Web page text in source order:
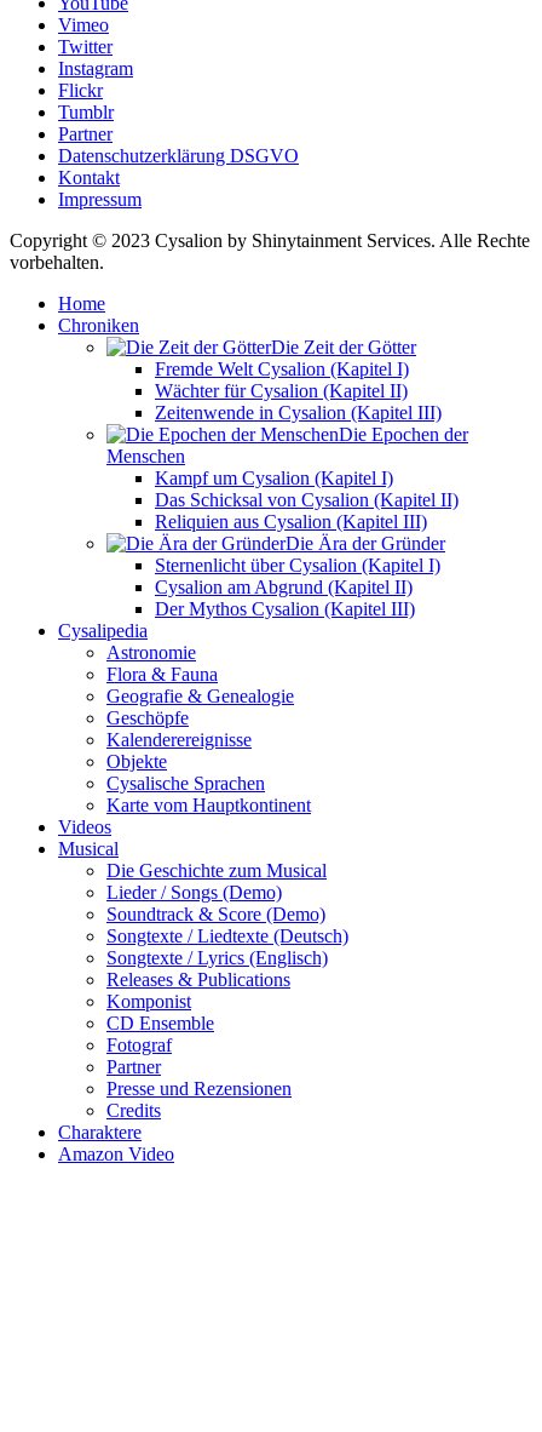
Vimeo
Twitter
Instagram
Flickr
Tumblr
Partner
Datenschutzerklärung DSGVO
Kontakt
Impressum
Copyright © 2023 Cysalion by Shinytainment Services. Alle Rechte
vorbehalten.
Home
Chroniken
Die Zeit der Götter
Fremde Welt Cysalion (Kapitel I)
Wächter für Cysalion (Kapitel II)
Zeitenwende in Cysalion (Kapitel III)
Die Epochen der
Menschen
Kampf um Cysalion (Kapitel I)
Das Schicksal von Cysalion (Kapitel II)
Reliquien aus Cysalion (Kapitel III)
Die Ära der Gründer
Sternenlicht über Cysalion (Kapitel I)
Cysalion am Abgrund (Kapitel II)
Der Mythos Cysalion (Kapitel III)
Cysalipedia
Astronomie
Flora & Fauna
Geografie & Genealogie
Geschöpfe
Kalenderereignisse
Objekte
Cysalische Sprachen
Karte vom Hauptkontinent
Videos
Musical
Die Geschichte zum Musical
Lieder / Songs (Demo)
Soundtrack & Score (Demo)
Songtexte / Liedtexte (Deutsch)
Songtexte / Lyrics (Englisch)
Releases & Publications
Komponist
CD Ensemble
Fotograf
Partner
Presse und Rezensionen
Credits
Charaktere
Amazon Video